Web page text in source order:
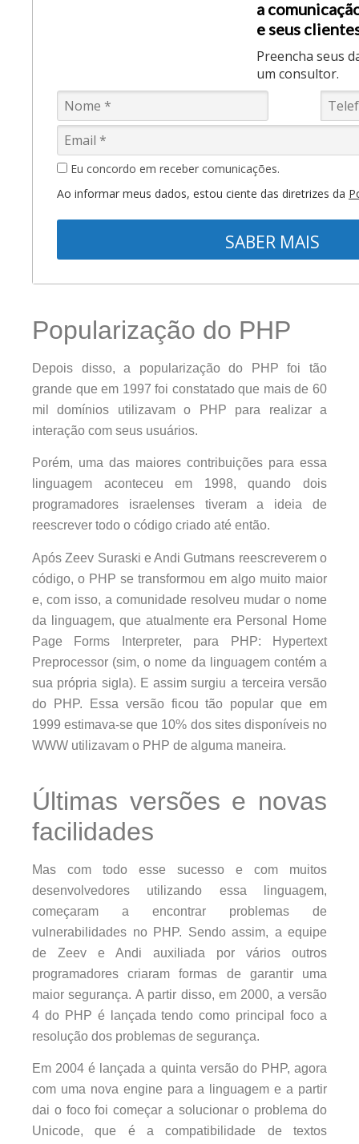
a
e seus
Preencha seus
um consultor.
Eu concordo em receber comunicações.
Ao informar meus dados, estou ciente das diretrizes da
SABER MAIS
Popularização do PHP
Depois disso, a popularização do PHP foi tão
grande que em 1997 foi constatado que mais de 60
mil domínios utilizavam o PHP para realizar a
interação com seus usuários.
Porém, uma das maiores contribuições para essa
linguagem aconteceu em 1998, quando dois
programadores israelenses tiveram a ideia de
reescrever todo o código criado até então.
Após Zeev Suraski e Andi Gutmans reescreverem o
código, o PHP se transformou em algo muito maior
e, com isso, a comunidade resolveu mudar o nome
da linguagem, que atualmente era Personal Home
Page Forms Interpreter, para PHP: Hypertext
Preprocessor (sim, o nome da linguagem contém a
sua própria sigla). E assim surgiu a terceira versão
do PHP. Essa versão ficou tão popular que em
1999 estimava-se que 10% dos sites disponíveis no
WWW utilizavam o PHP de alguma maneira.
Últimas versões e novas
facilidades
Mas com todo esse sucesso e com muitos
desenvolvedores utilizando essa linguagem,
começaram a encontrar problemas de
vulnerabilidades no PHP. Sendo assim, a equipe
de Zeev e Andi auxiliada por vários outros
programadores criaram formas de garantir uma
maior segurança. A partir disso, em 2000, a versão
4 do PHP é lançada tendo como principal foco a
resolução dos problemas de segurança.
Em 2004 é lançada a quinta versão do PHP, agora
com uma nova engine para a linguagem e a partir
dai o foco foi começar a solucionar o problema do
Unicode, que é a compatibilidade de textos